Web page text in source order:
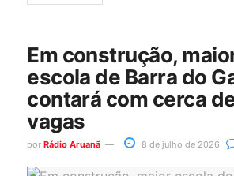
Em construção,
escola de Barra do
contará com cerca
vagas
por Rádio Aruanã 8 de julho de 2026